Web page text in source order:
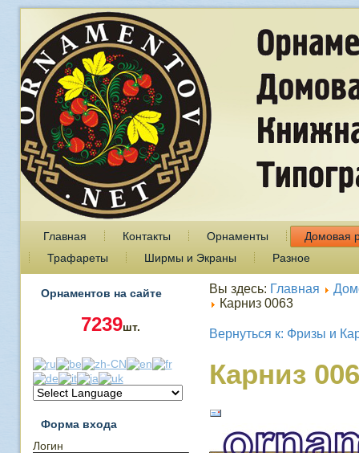
Главная Контакты Орнаменты
Домовая
Трафареты
Ширмы и Экраны Разное
Орнаментов на сайте
7239шт.
Форма входа
Логин
Вы здесь: Главная
Карниз 0063
Вернуться к: Фризы и
Карниз